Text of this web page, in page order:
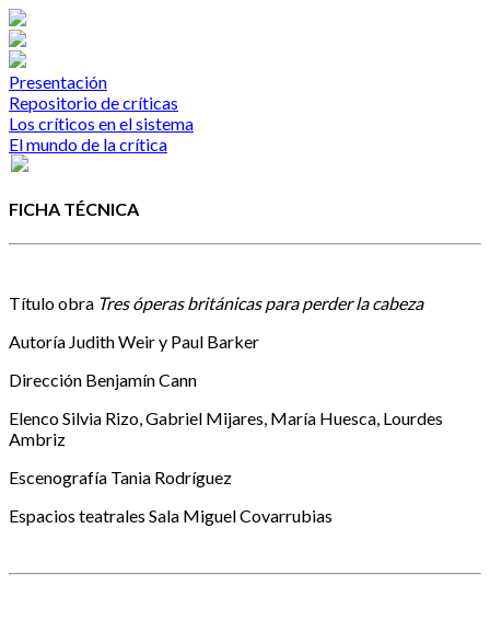
Presentación
Repositorio de críticas
Los críticos en el sistema
El mundo de la crítica
FICHA TÉCNICA
Título obra Tres óperas británicas para perder la cabeza
Autoría Judith Weir y Paul Barker
Dirección Benjamín Cann
ElencoSilvia Rizo, Gabriel Mijares, María Huesca, Lourdes
Ambriz
Escenografía Tania Rodríguez
Espacios teatrales Sala Miguel Covarrubias